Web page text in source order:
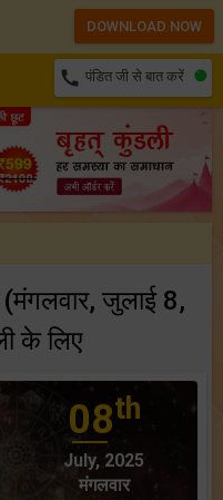
call पंडित जी से बात करें
(मंगलवार, जुलाई 8,
के लिए
08th
July, 2025
मंगलवार
DOWNLOAD NOW